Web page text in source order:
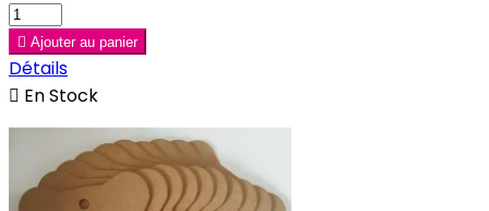
 Ajouter au panier
Détails
 En Stock